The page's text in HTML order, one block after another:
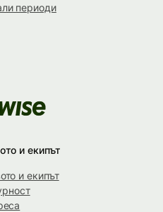
периоди
и екипът
и екипът